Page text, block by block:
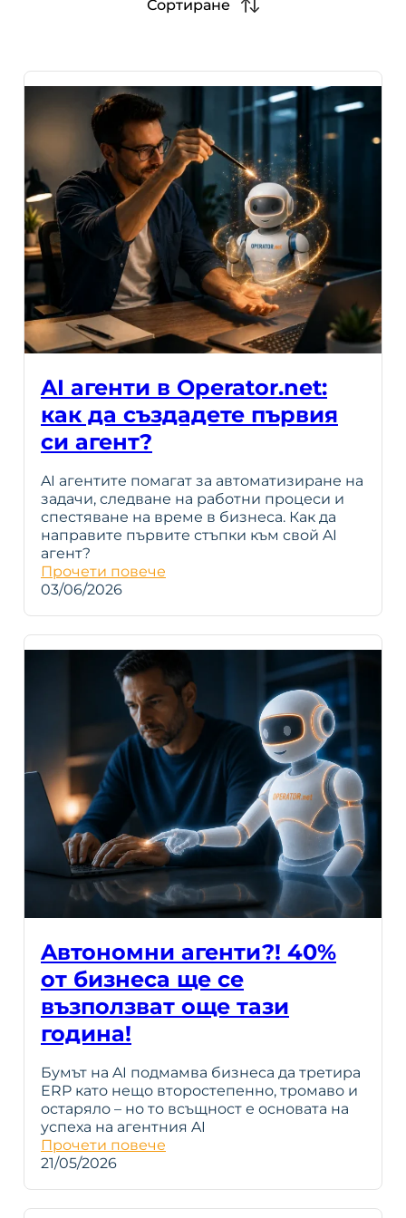
Сортиране
AI агенти в Operator.net:
как да създадете първия
си агент?
AI агентите помагат за автоматизиране на
задачи, следване на работни процеси и
спестяване на време в бизнеса. Как да
направите първите стъпки към свой AI
агент?
Прочети повече
03/06/2026
Aвтономни агенти?! 40%
от бизнеса ще се
възползват още тази
година!
Бумът на AI подмамва бизнеса да третира
ERP като нещо второстепенно, тромаво и
остаряло – но то всъщност е основата на
успеха на агентния AI
Прочети повече
21/05/2026